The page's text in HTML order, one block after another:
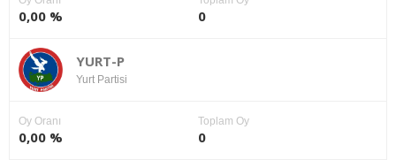
0,00 % 0
YURT-P
Yurt Partisi
Oy Oranı
0,00 %
Toplam Oy
0